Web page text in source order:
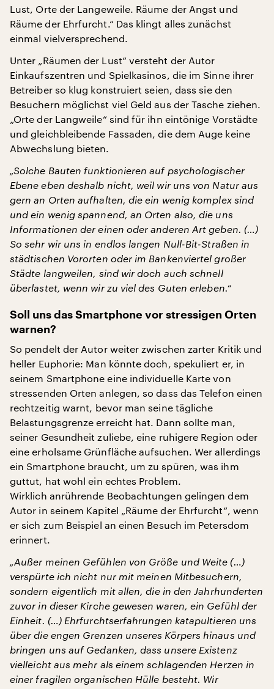
Lust, Orte der Langeweile. Räume der Angst und
Räume der Ehrfurcht.“ Das klingt alles zunächst
einmal vielversprechend.
Unter „Räumen der Lust“ versteht der Autor
Einkaufszentren und Spielkasinos, die im Sinne ihrer
Betreiber so klug konstruiert seien, dass sie den
Besuchern möglichst viel Geld aus der Tasche ziehen.
„Orte der Langweile“ sind für ihn eintönige Vorstädte
und gleichbleibende Fassaden, die dem Auge keine
Abwechslung bieten.
„Solche Bauten funktionieren auf psychologischer
Ebene eben deshalb nicht, weil wir uns von Natur aus
gern an Orten aufhalten, die ein wenig komplex sind
und ein wenig spannend, an Orten also, die uns
Informationen der einen oder anderen Art geben. (…)
So sehr wir uns in endlos langen Null-Bit-Straßen in
städtischen Vororten oder im Bankenviertel großer
Städte langweilen, sind wir doch auch schnell
überlastet, wenn wir zu viel des Guten erleben.“
Soll uns das Smartphone vor stressigen Orten
warnen?
So pendelt der Autor weiter zwischen zarter Kritik und
heller Euphorie: Man könnte doch, spekuliert er, in
seinem Smartphone eine individuelle Karte von
stressenden Orten anlegen, so dass das Telefon einen
rechtzeitig warnt, bevor man seine tägliche
Belastungsgrenze erreicht hat. Dann sollte man,
seiner Gesundheit zuliebe, eine ruhigere Region oder
eine erholsame Grünfläche aufsuchen. Wer allerdings
ein Smartphone braucht, um zu spüren, was ihm
guttut, hat wohl ein echtes Problem.
Wirklich anrührende Beobachtungen gelingen dem
Autor in seinem Kapitel „Räume der Ehrfurcht“, wenn
er sich zum Beispiel an einen Besuch im Petersdom
erinnert.
„Außer meinen Gefühlen von Größe und Weite (…)
verspürte ich nicht nur mit meinen Mitbesuchern,
sondern eigentlich mit allen, die in den Jahrhunderten
zuvor in dieser Kirche gewesen waren, ein Gefühl der
Einheit. (…) Ehrfurchtserfahrungen katapultieren uns
über die engen Grenzen unseres Körpers hinaus und
bringen uns auf Gedanken, dass unsere Existenz
vielleicht aus mehr als einem schlagenden Herzen in
einer fragilen organischen Hülle besteht. Wir